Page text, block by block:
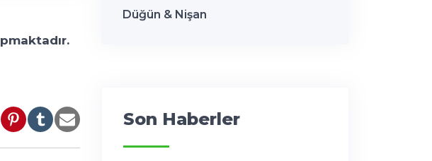
Düğün & Nişan
Son Haberler